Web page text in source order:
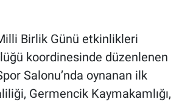
Birlik Günü etkinlikleri
koordinesinde düzenlenen
Salonu’nda oynanan ilk
Germencik Kaymakamlığı,